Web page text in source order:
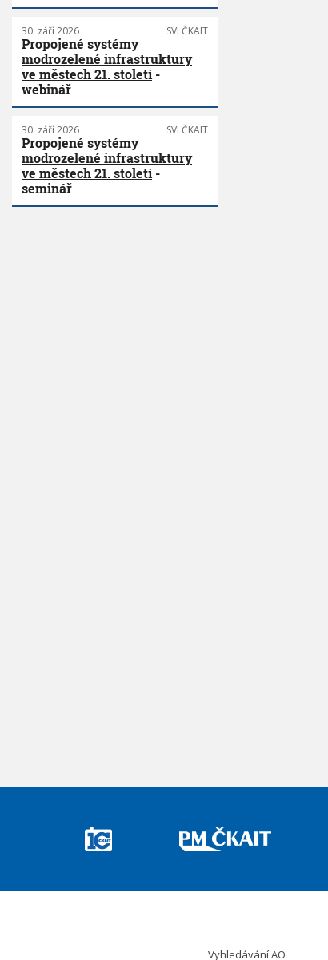
30. září 2026 SVI ČKAIT
Propojené systémy
modrozelené infrastruktury
ve městech 21. století-
webinář
30. září 2026 SVI ČKAIT
Propojené systémy
modrozelené infrastruktury
ve městech 21. století-
seminář
Vyhledávání AO